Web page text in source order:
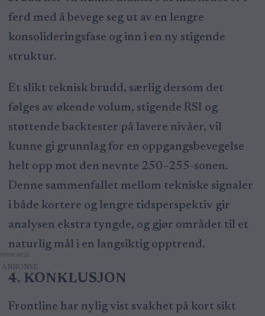
ferd med å bevege seg ut av en lengre
konsolideringsfase og inn i en ny stigende
struktur.
Et slikt teknisk brudd, særlig dersom det
følges av økende volum, stigende RSI og
støttende backtester på lavere nivåer, vil
kunne gi grunnlag for en oppgangsbevegelse
helt opp mot den nevnte 250–255-sonen.
Denne sammenfallet mellom tekniske signaler
i både kortere og lengre tidsperspektiv gir
analysen ekstra tyngde, og gjør området til et
naturlig mål i en langsiktig opptrend.
ANNONSE
4. KONKLUSJON
Frontline har nylig vist svakhet på kort sikt